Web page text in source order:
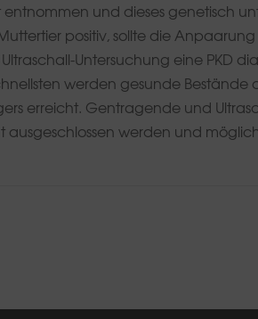
und dieses genetisch
positiv, sollte die
Untersuchung eine PKD
werden gesunde Bestände
erreicht. Gentragende und
ausgeschlossen werden und